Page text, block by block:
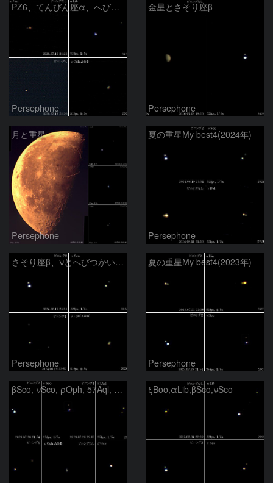
PZ6、てんびん座α、へびつかい座ρ
Persephone
金星とさそり座β
Persephone
月と重星
Persephone
夏の重星My best4(2024年)
Persephone
さそり座β、νとへびつかい座ρ
Persephone
夏の重星My best4(2023年)
Persephone
βSco, νSco, ρOph, 57Aql, βCap ξBoo,αLib,βSco,νSco